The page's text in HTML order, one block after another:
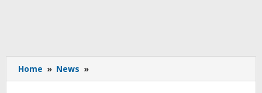
Home » News »
Minyak,